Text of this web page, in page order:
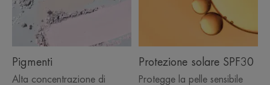
Pigmenti
Alta concentrazione di
Protezione solare SPF30
Protegge la pelle sensibile